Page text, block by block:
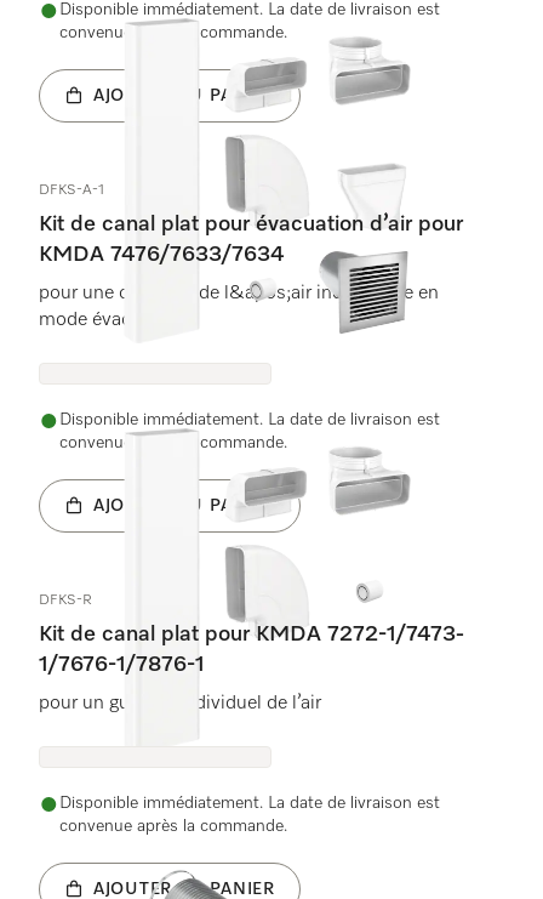
Disponible immédiatement. La date de livraison est
convenue après la commande.
AJOUTER AU PANIER
DFKS-A-1
Kit de canal plat pour évacuation d’air pour
KMDA 7476/7633/7634
pour une conduite de l&apos;air individuelle en
mode évacuation.
Disponible immédiatement. La date de livraison est
convenue après la commande.
AJOUTER AU PANIER
DFKS-R
Kit de canal plat pour KMDA 7272-1/7473-
1/7676-1/7876-1
pour un guidage individuel de l’air
Disponible immédiatement. La date de livraison est
convenue après la commande.
AJOUTER AU PANIER